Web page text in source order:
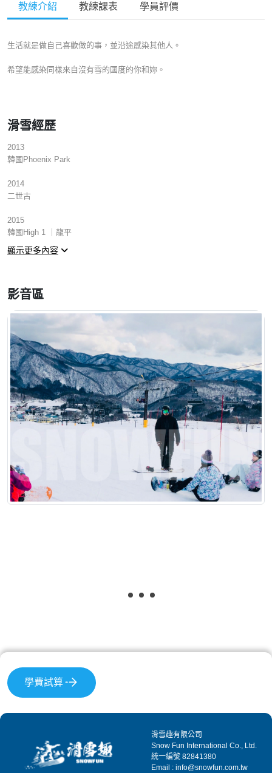
教練介紹 教練課表 學員評價
生活就是做自己喜歡做的事，並沿途感染其他人。
希望能感染同樣來自沒有雪的國度的你和妳。
滑雪經歷
2013
韓國Phoenix Park
2014
二世古
2015
韓國High 1 ｜龍平
2016
2017
湯澤｜妙高｜野澤溫泉｜白馬
2019
白馬
顯示更多內容
影音區
學費試算
滑雪趣有限公司
Snow Fun International Co., Ltd.
統一編號 82841380
Email : info@snowfun.com.tw